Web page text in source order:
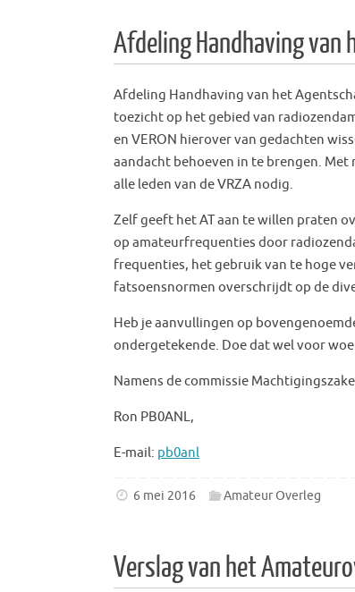
Afdeling Handhaving
Afdeling Handhaving van het
toezicht op het gebied van
en VERON hierover van gedachten
aandacht behoeven in te brengen.
alle leden van de VRZA nodig.
Zelf geeft het AT aan te willen praten
op amateurfrequenties door
frequenties, het gebruik van te hoge
fatsoensnormen overschrijdt op de
Heb je aanvullingen op
ondergetekende. Doe dat wel voor
Namens de commissie
Ron PB0ANL,
E-mail: pb0anl
6 mei 2016 Amateur Overleg
Verslag van het